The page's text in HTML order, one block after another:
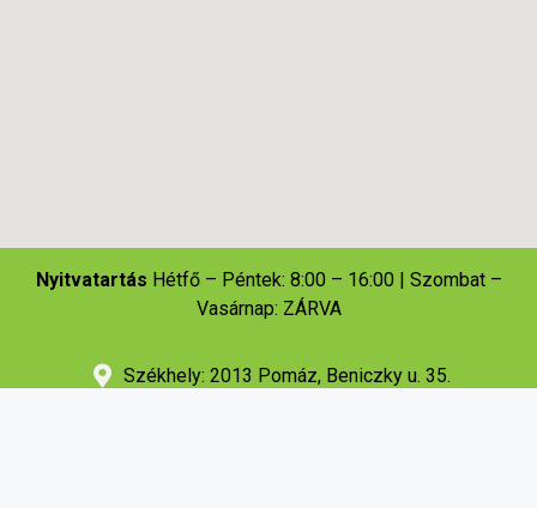
Nyitvatartás Hétfő – Péntek: 8:00 – 16:00 | Szombat –
Vasárnap: ZÁRVA
Székhely: 2013 Pomáz, Beniczky u. 35.